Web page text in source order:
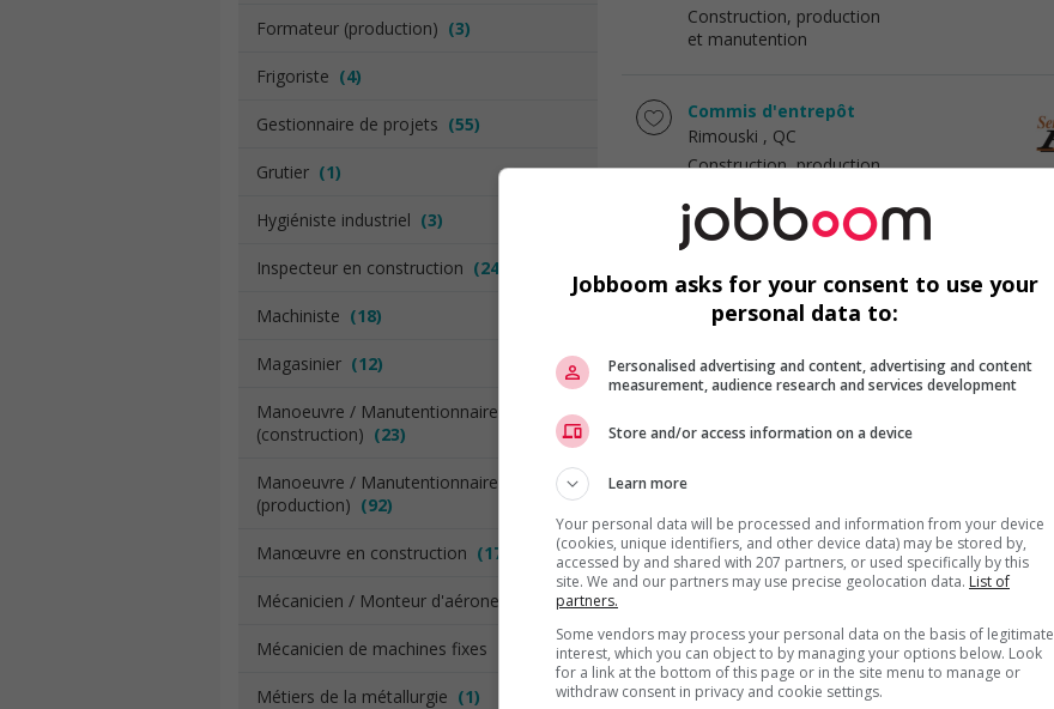
Formateur (production) (3)
Frigoriste (4)
Gestionnaire de projets (55)
Grutier (1)
Hygiéniste industriel (3)
Inspecteur en construction (24)
Machiniste (18)
Magasinier (12)
Manoeuvre / Manutentionnaire
(construction) (23)
Manoeuvre / Manutentionnaire
(production) (92)
Manœuvre en construction (17)
Mécanicien / Monteur d'aéronefs
Mécanicien de machines fixes
Métiers de la métallurgie (1)
Construction, production
et manutention
Commis d'entrepôt
Rimouski , QC
Construction, production
Rimouski, QC
Construction, production
mécaniques
Soudeur-monteur
Construction, production
et manutention
Jobboom asks for your consent to use your
personal data to:
Personalised advertising and content, advertising and content
measurement, audience research and services development
Store and/or access information on a device
Learn more
Your personal data will be processed and information from your device
(cookies, unique identifiers, and other device data) may be stored by,
accessed by and shared with 207 partners, or used specifically by this
site. We and our partners may use precise geolocation data. List of
partners.
Some vendors may process your personal data on the basis of legitimate
interest, which you can object to by managing your options below. Look
for a link at the bottom of this page or in the site menu to manage or
withdraw consent in privacy and cookie settings.